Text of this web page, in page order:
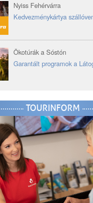
Nyiss Fehérvárra
Kedvezménykártya
Ökotúrák a Sóstón
Garantált programok a
TOURINFORM